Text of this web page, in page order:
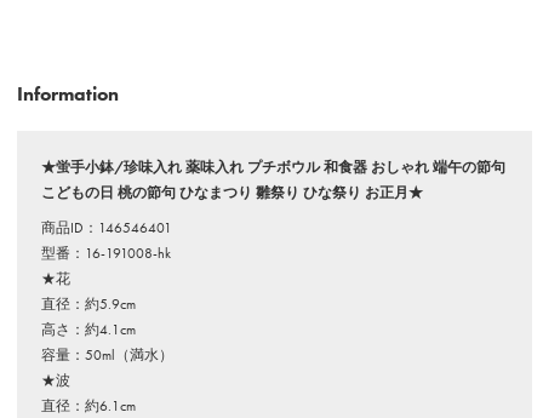
Information
★蛍手小鉢/珍味入れ 薬味入れ プチボウル 和食器 おしゃれ 端午の節句
こどもの日 桃の節句 ひなまつり 雛祭り ひな祭り お正月★
商品ID：146546401
型番：16-191008-hk
★花
直径：約5.9cm
高さ：約4.1cm
容量：50ml（満水）
★波
直径：約6.1cm